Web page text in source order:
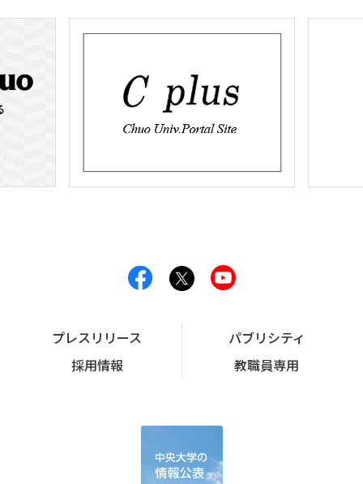
プレスリリース
パブリシティ
採用情報
教職員専用